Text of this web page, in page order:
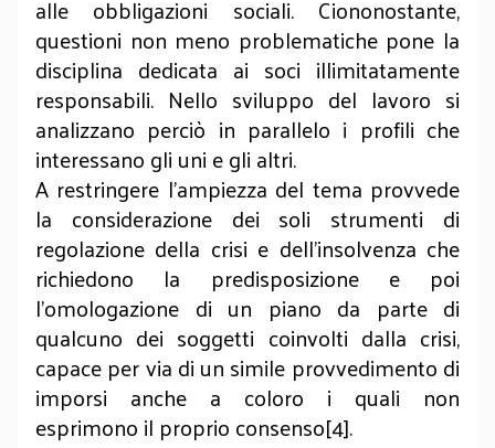
alle obbligazioni sociali. Ciononostante,
questioni non meno problematiche pone la
disciplina dedicata ai soci illimitatamente
responsabili. Nello sviluppo del lavoro si
analizzano perciò in parallelo i profili che
interessano gli uni e gli altri.
A restringere l’ampiezza del tema provvede
la considerazione dei soli strumenti di
regolazione della crisi e dell’insolvenza che
richiedono la predisposizione e poi
l’omologazione di un piano da parte di
qualcuno dei soggetti coinvolti dalla crisi,
capace per via di un simile provvedimento di
imporsi anche a coloro i quali non
esprimono il proprio consenso[4].